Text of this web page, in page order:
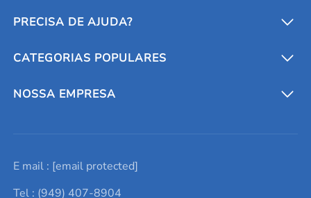
PRECISA DE AJUDA?
Conversores e calculadoras
Entre em contato conosco
Lista de consultas
CATEGORIAS POPULARES
Metais refratários
Elementos de terras raras
NOSSA EMPRESA
Promoções atuais
E mail : [email protected]
Tel : (949) 407-8904